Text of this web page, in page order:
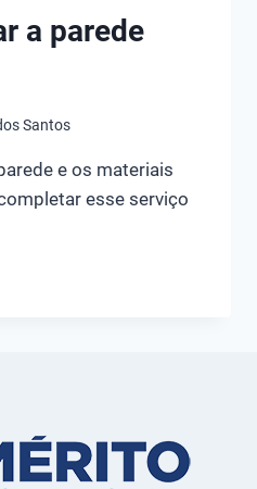
a parede
Santos
e os materiais
esse serviço